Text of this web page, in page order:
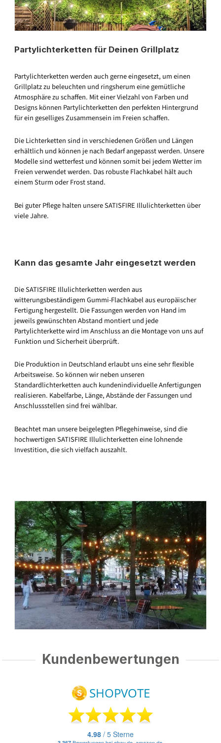
Partylichterketten für Deinen Grillplatz
Partylichterketten werden auch gerne eingesetzt, um einen
Grillplatz zu beleuchten und ringsherum eine gemütliche
Atmosphäre zu schaffen. Mit einer Vielzahl von Farben und
Designs können Partylichterketten den perfekten Hintergrund
für ein geselliges Zusammensein im Freien schaffen.
Die Lichterketten sind in verschiedenen Größen und Längen
erhältlich und können je nach Bedarf angepasst werden. Unsere
Modelle sind wetterfest und können somit bei jedem Wetter im
Freien verwendet werden. Das robuste Flachkabel hält auch
einem Sturm oder Frost stand.
Bei guter Pflege halten unsere SATISFIRE Illulichterketten über
viele Jahre.
Kann das gesamte Jahr eingesetzt werden
Die SATISFIRE Illulichterketten werden aus
witterungsbeständigem Gummi-Flachkabel aus europäischer
Fertigung hergestellt. Die Fassungen werden von Hand im
jeweils gewünschten Abstand montiert und jede
Partylichterkette wird im Anschluss an die Montage von uns auf
Funktion und Sicherheit überprüft.
Die Produktion in Deutschland erlaubt uns eine sehr flexible
Arbeitsweise. So können wir neben unseren
Standardlichterketten auch kundenindividuelle Anfertigungen
realisieren. Kabelfarbe, Länge, Abstände der Fassungen und
Anschlussstellen sind frei wählbar.
Beachtet man unsere beigelegten Pflegehinweise, sind die
hochwertigen SATISFIRE Illulichterketten eine lohnende
Investition, die sich vielfach auszahlt.
Kundenbewertungen